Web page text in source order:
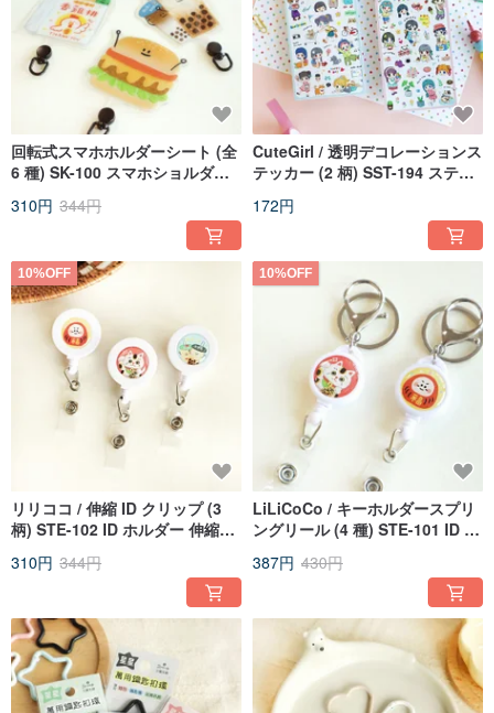
回転式スマホホルダーシート (全
6 種) SK-100 スマホショルダー
アクセサリー
310円 344円
CuteGirl / 透明デコレーションス
テッカー (2 柄) SST-194 ステッ
172円
10%OFF
リリココ / 伸縮 ID クリップ (3
柄) STE-102 ID ホルダー 伸縮リ
310円 344円
10%OFF
LiLiCoCo / キーホルダースプリ
ングリール (4 種) STE-101 ID カ
ー チャーム
387円 430円